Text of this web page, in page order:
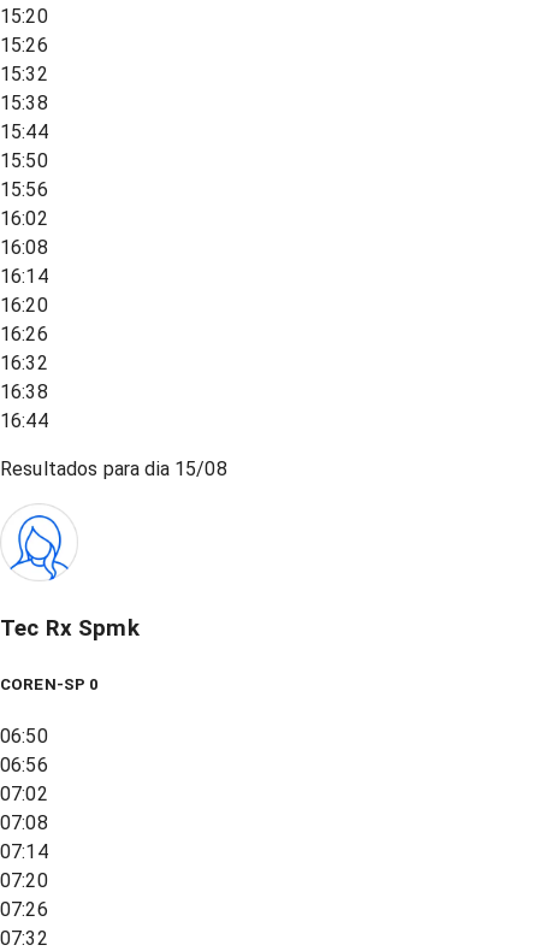
15:20
15:26
15:32
15:38
15:44
15:50
15:56
16:02
16:08
16:14
16:20
16:26
16:32
16:38
16:44
Resultados para dia 15/08
Tec Rx Spmk
COREN-SP 0
06:50
06:56
07:02
07:08
07:14
07:20
07:26
07:32